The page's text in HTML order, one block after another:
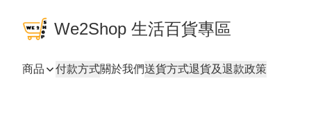
We2Shop 生活百貨專區
商品 付款方式關於我們送貨方式退貨及退款政策